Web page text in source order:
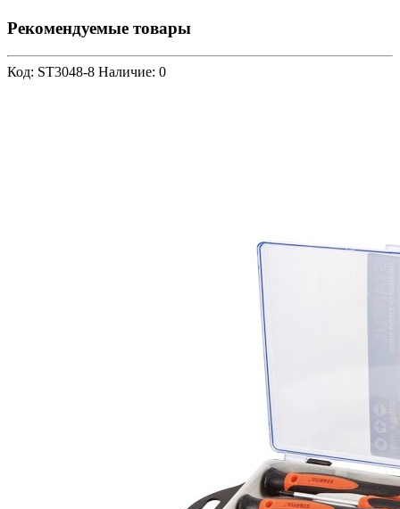
Рекомендуемые товары
Код: ST3048-8 Наличие: 0